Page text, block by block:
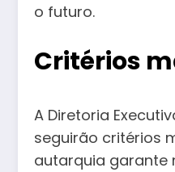
o futuro.
Critérios
A Diretoria
seguirão critérios
autarquia garante